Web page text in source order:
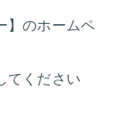
】のホームペ
てください